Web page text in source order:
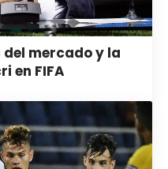
mercado y la
en FIFA